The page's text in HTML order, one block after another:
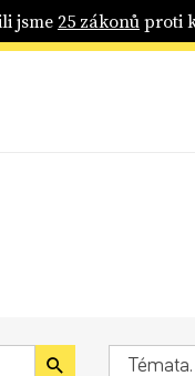
jsme25 zákonůproti